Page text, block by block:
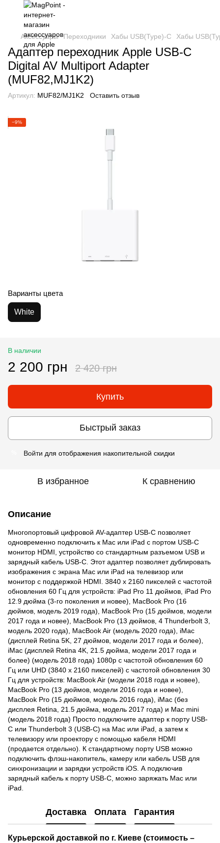
Аксессуары Переходники Хабы USB(Type)-C Хабы
Адаптер переходник Apple USB-C
Digital AV Multiport Adapter
(MUF82,MJ1K2)
Артикул: MUF82/MJ1K2 Оставить отзыв
−9%
Варианты цвета
White
В наличии
2 200 грн 2 420 грн
Купить
Быстрый заказ
Войти для отображения накопительной скидки
В избранное К сравнению
Описание
Многопортовый цифровой AV-адаптер USB-C позволяет
одновременно подключить к Mac или iPad с портом USB-C
монитор HDMI, устройство со стандартным разъемом USB и
зарядный кабель USB-C. Этот адаптер позволяет дублировать
изображения с экрана Mac или iPad на телевизор или
монитор с поддержкой HDMI. 3840 x 2160 пикселей с частотой
обновления 60 Гц для устройств: iPad Pro 11 дюймов, iPad Pro
12.9 дюйма (3-го поколения и новее), MacBook Pro (16
дюймов, модель 2019 года), MacBook Pro (15 дюймов, модели
2017 года и новее), MacBook Pro (13 дюймов, 4 Thunderbolt 3,
модель 2020 года), MacBook Air (модель 2020 года), iMac
(дисплей Retina 5K, 27 дюймов, модели 2017 года и более),
iMac (дисплей Retina 4K, 21.5 дюйма, модели 2017 года и
более) (модель 2018 года) 1080p с частотой обновления 60
Гц или UHD (3840 x 2160 пикселей) с частотой обновления 30
Гц для устройств: MacBook Air (модели 2018 года и новее),
MacBook Pro (13 дюймов, модели 2016 года и новее),
MacBook Pro (15 дюймов, модель 2016 года), iMac (без
дисплея Retina, 21.5 дюйма, модель 2017 года) и Mac mini
(модель 2018 года) Просто подключите адаптер к порту USB-
C или Thunderbolt 3 (USB-C) на Mac или iPad, а затем к
телевизору или проектору с помощью кабеля HDMI
(продается отдельно). К стандартному порту USB можно
подключить флэш-накопитель, камеру или кабель USB для
синхронизации и зарядки устройств iOS. А подключив
зарядный кабель к порту USB-C, можно заряжать Mac или
iPad.
Доставка Оплата Гарантия
Курьерской доставкой по г. Киеве (стоимость –